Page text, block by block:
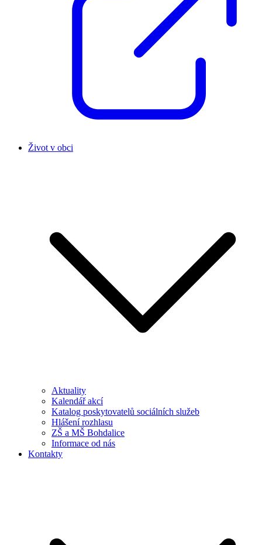
Život v obci
Aktuality
Kalendář akcí
Katalog poskytovatelů sociálních služeb
Hlášení rozhlasu
ZŠ a MŠ Bohdalice
Informace od nás
Kontakty